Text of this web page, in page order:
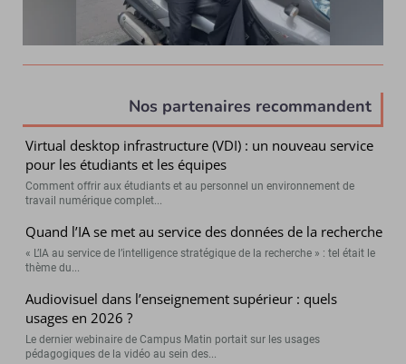
Nos partenaires recommandent
Virtual desktop infrastructure (VDI) : un nouveau service
pour les étudiants et les équipes
Comment offrir aux étudiants et au personnel un environnement de
travail numérique complet...
Quand l’IA se met au service des données de la recherche
« L’IA au service de l’intelligence stratégique de la recherche » : tel était le
thème du...
Audiovisuel dans l’enseignement supérieur : quels
usages en 2026 ?
Le dernier webinaire de Campus Matin portait sur les usages
pédagogiques de la vidéo au sein des...